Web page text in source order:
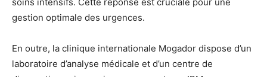
gestion optimale des urgences.
En outre, la clinique internationale Mogador dispose d’un
laboratoire d’analyse médicale et d’un centre de